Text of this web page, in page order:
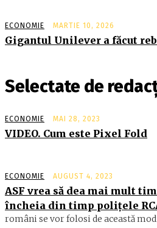
ECONOMIE MARTIE 10, 2026
Gigantul Unilever a făcut
Selectate de
ECONOMIE MAI 28, 2023
VIDEO. Cum este Pixel Fold
ECONOMIE AUGUST 4, 2023
ASF vrea să dea mai mult
încheia din timp poliţele
români se vor folosi de această